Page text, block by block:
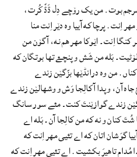
بوت. من یک رۆچے دِل ڈَڈّ کُرت،
اِنت. پرچا که آییا وه دێر اِنت منا
اِنت۔ اێوکا مھر هم نه، آ گۆن من
بَله من شَش و پنچۓ تھا بوتگان که
من وه درانڈێھا بزّگێن زندے
آن، و پدا آ کالِجا وَش و وشھالێن زندے
زندے گوازێنتَ کنت۔ مئے سور سانگ
کنان و نه که من کالِجا آن۔ بَله اے
گوَشان اتان که اے تئیی مھر اِنت که
مُدام تاھیرَ بکشیت. اے تئیی مھر اِنت که